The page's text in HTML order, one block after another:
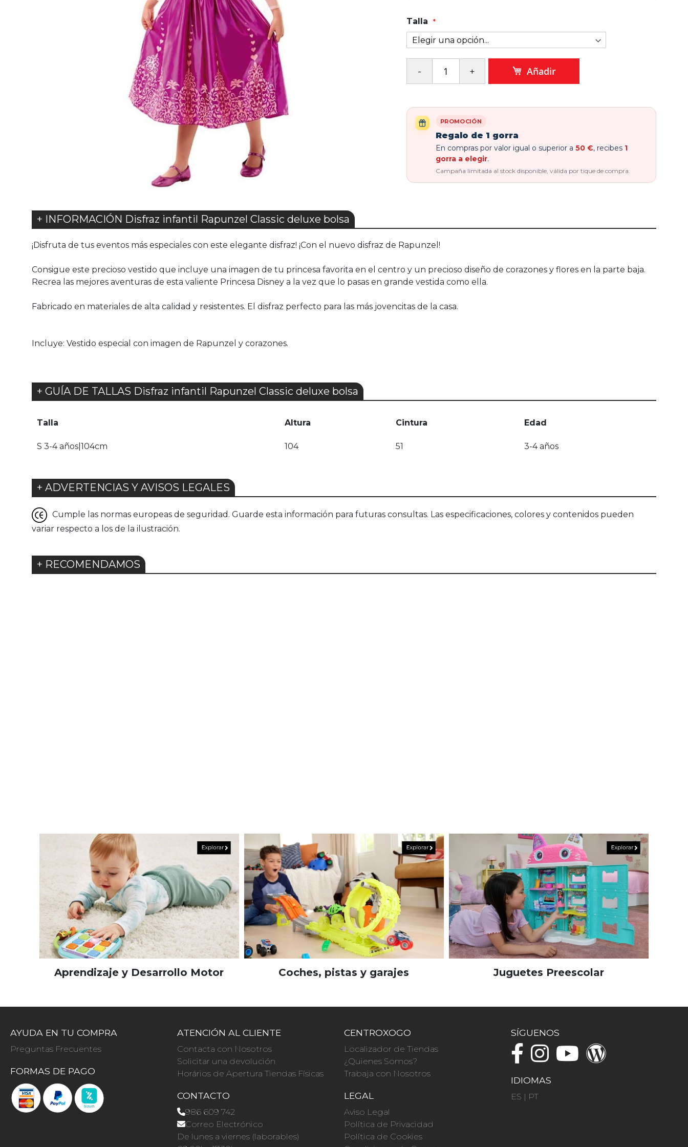
Talla
Añadir
PROMOCIÓN
Regalo de 1 gorra
En compras por valor igual o superior a 50 €, recibes 1
gorra a elegir.
Campaña limitada al stock disponible, válida por tique de compra.
+ INFORMACIÓN Disfraz infantil Rapunzel Classic deluxe bolsa
¡Disfruta de tus eventos más especiales con este elegante disfraz! ¡Con el nuevo disfraz de Rapunzel!
Consigue este precioso vestido que incluye una imagen de tu princesa favorita en el centro y un precioso diseño de corazones y flores en la parte baja.
Recrea las mejores aventuras de esta valiente Princesa Disney a la vez que lo pasas en grande vestida como ella.
Fabricado en materiales de alta calidad y resistentes. El disfraz perfecto para las más jovencitas de la casa.
Incluye: Vestido especial con imagen de Rapunzel y corazones.
+ GUÍA DE TALLAS Disfraz infantil Rapunzel Classic deluxe bolsa
Talla Altura Cintura Edad
S 3-4 años|104cm 104 51 3-4 años
+ ADVERTENCIAS Y AVISOS LEGALES
Cumple las normas europeas de seguridad. Guarde esta información para futuras consultas. Las especificaciones, colores y contenidos pueden
variar respecto a los de la ilustración.
+ RECOMENDAMOS
Aprendizaje y Desarrollo Motor Coches, pistas y garajes Juguetes Preescolar
AYUDA EN TU COMPRA
Preguntas Frecuentes
FORMAS DE PAGO
ATENCIÓN AL CLIENTE
Contacta con Nosotros
Solicitar una devolución
Horários de Apertura Tiendas Físicas
CONTACTO
986 609 742
Correo Electrónico
De lunes a viernes (laborables)
CENTROXOGO
Localizador de Tiendas
¿Quienes Somos?
Trabaja con Nosotros
LEGAL
Aviso Legal
Política de Privacidad
Política de Cookies
SÍGUENOS
IDIOMAS
ES | PT